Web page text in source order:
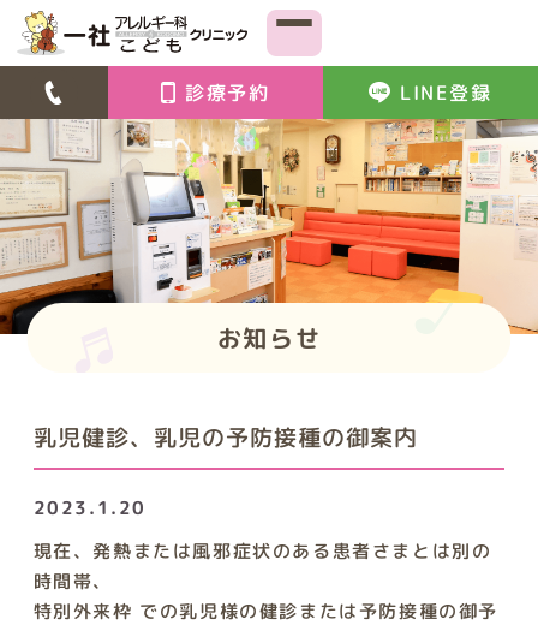
診療予約 LINE登録
お知らせ
乳児健診、乳児の予防接種の御案内
2023.1.20
現在、発熱または風邪症状のある患者さまとは別の
時間帯、
特別外来枠 での乳児様の健診または予防接種の御予